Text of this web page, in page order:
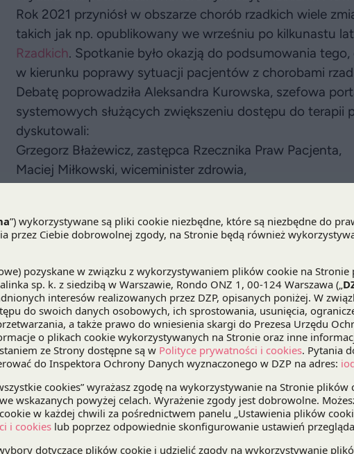
Rok 2021 przyniósł w obszarze chorób rzadkich wiele
takich jak np. opublikowany we wrześniu po kilkunastu
Rzadkich. Spotkanie było okazją do podsumowania
w kierunku poprawy sytuacji pacjentów z chorobami
Debatę poprowadziła Aleksandra Kurowska, szefowa
systemowych służących zwiększeniu dostępu do terapii
dyskutowali:
Grzegorz Błażewicz, zastępca Rzecznika Praw Pacjenta,
Maciej Miłkowski, wiceminister zdrowia,
Tomasz Kiełczewski, zastępca dyrektora Działu
Stanisław Maćkowiak, prezes Federacji Pacjentów
Tomasz Kiełczewskiw trakcie krótkiej prezentacji
rzadkich jest tematem bardzo ważnym i
z chorobami rzadkimi w Polsce to ok. 2,5-3 mln.
Fundusz Zdrowia, wskazują, że w systemie zdrowotnym
Marcin Pieklak podkreślał, że jest zadowolony z
funkcjonowania obecnego systemu, która może
lata nad wdrożeniem postulatów m.in. w Planie dla
potrzebę dialogu w kwestiach zwiększenia
zaufania pomiędzy stroną publiczną oraz prywatną.